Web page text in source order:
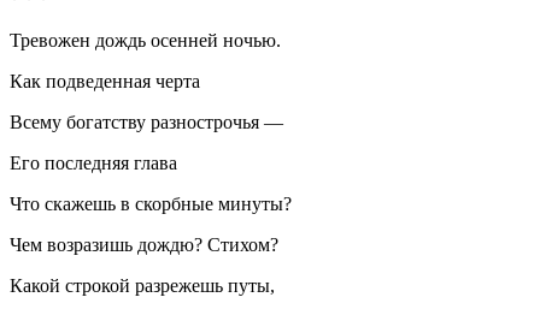
Тревожен дождь осенней ночью.
Как подведенная черта
Всему богатству разнострочья —
Его последняя глава
Что скажешь в скорбные минуты?
Чем возразишь дождю? Стихом?
Какой строкой разрежешь путы,